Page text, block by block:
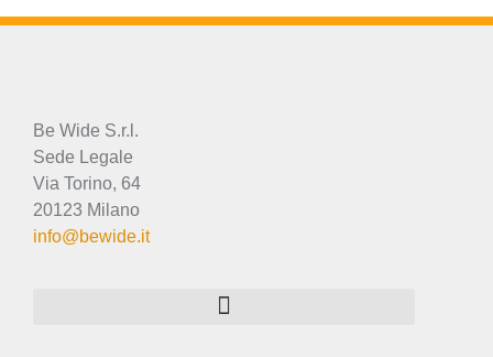
Be Wide S.r.l.
Sede Legale
Via Torino, 64
20123 Milano
info@bewide.it